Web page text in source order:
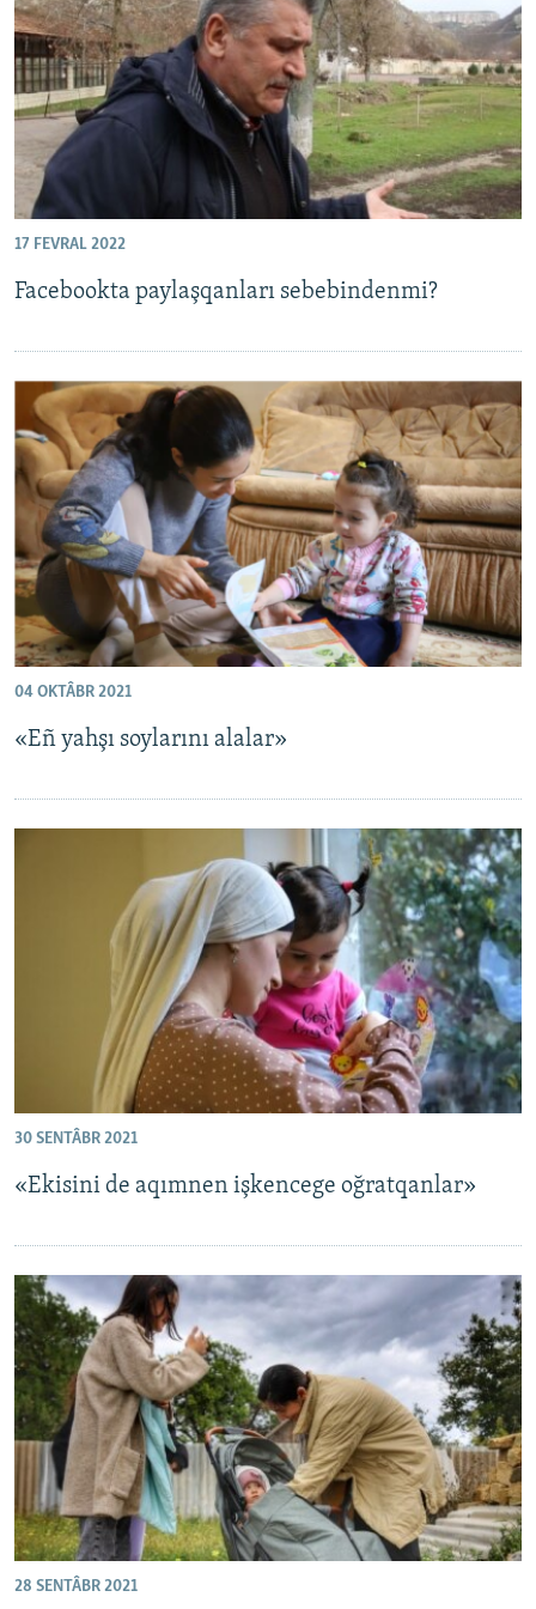
Русский
Українською
QOŞULIÑIZ!
17 FEVRAL 2022
Facebookta paylaşqanları sebebindenmi?
04 OKTÂBR 2021
«Eñ yahşı soylarını alalar»
30 SENTÂBR 2021
«Ekisini de aqımnen işkencege oğratqanlar»
28 SENTÂBR 2021